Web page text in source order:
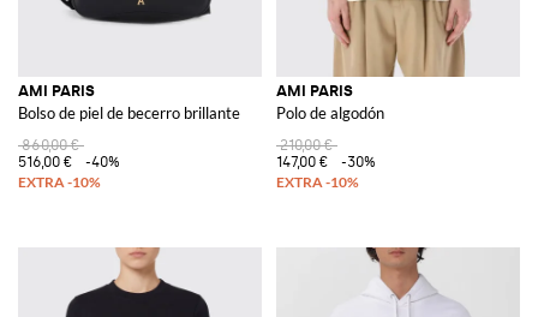
AMI PARIS
Bolso de piel de becerro brillante
860,00 €
516,00 €
-40%
AMI PARIS
Polo de algodón
210,00 €
147,00 €
-30%